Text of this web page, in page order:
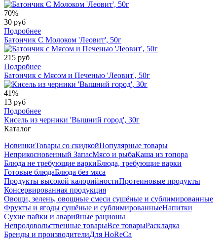
70%
30 руб
Подробнее
Батончик С Молоком 'Леовит', 50г
215 руб
Подробнее
Батончик с Мясом и Печенью 'Леовит', 50г
41%
13 руб
Подробнее
Кисель из черники 'Вышний город', 30г
Каталог
НовинкиТовары со скидкойПопулярные товары
Неприкосновенный ЗапасМясо и рыбаКаша из топора
Блюда не требующие варкиБлюда, требующие варки
Готовые блюдаБлюда без мяса
Продукты высокой калорийностиПротеиновые продукты
Консервированная продукция
Овощи, зелень, овощные смеси сушёные и сублимированные
Фрукты и ягоды сушёные и сублимированныеНапитки
Сухие пайки и аварийные рационы
Непродовольственные товарыВсе товарыРаскладка
Бренды и производителиДля HoReCa